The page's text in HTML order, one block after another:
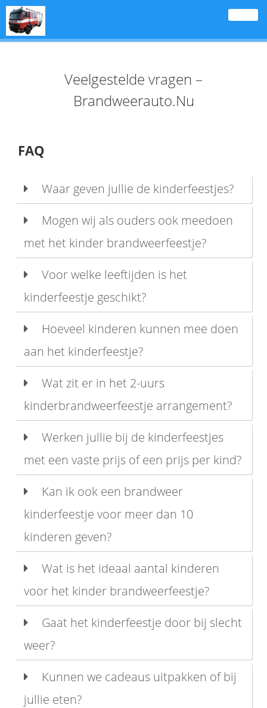
Veelgestelde vragen –
Brandweerauto.Nu
FAQ
Waar geven jullie de kinderfeestjes?
Mogen wij als ouders ook meedoen
met het kinder brandweerfeestje?
Voor welke leeftijden is het
kinderfeestje geschikt?
Hoeveel kinderen kunnen mee doen
aan het kinderfeestje?
Wat zit er in het 2-uurs
kinderbrandweerfeestje arrangement?
Werken jullie bij de kinderfeestjes
met een vaste prijs of een prijs per kind?
Kan ik ook een brandweer
kinderfeestje voor meer dan 10
kinderen geven?
Wat is het ideaal aantal kinderen
voor het kinder brandweerfeestje?
Gaat het kinderfeestje door bij slecht
weer?
Kunnen we cadeaus uitpakken of bij
jullie eten?